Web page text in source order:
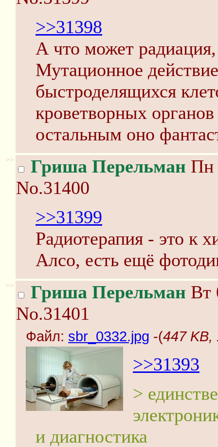
>>31398
А что может радиация,
Мутационное
быстроделящихся
кроветворных
остальным оно
>> Гриша Перельман Пн
No.31400
>>31399
Радиотерапия - это к
Алсо, есть ещё
>> Гриша Перельман Вт
No.31401
Файл: sbr_0332.jpg -(447 KB,
>>31393
>
и диагностика